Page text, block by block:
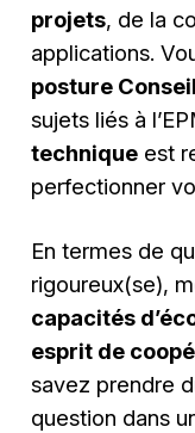
projets, de la
applications.
posture Conseil
sujets liés à
technique est
perfectionner
En termes de
rigoureux(se),
capacités
esprit de
savez prendre
question dans